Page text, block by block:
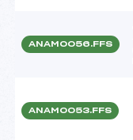
ANAM0056.FFS
ANAM0053.FFS